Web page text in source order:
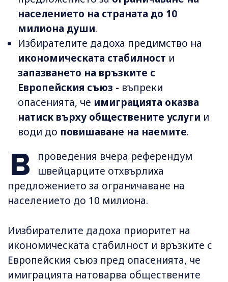
населението на страната до 10
милиона души.
Избирателите дадоха предимство на
икономическата стабилност и
запазването на връзките с
Европейския съюз - въпреки
опасенията, че имиграцията оказва
натиск върху обществените услуги и
води до повишаване на наемите.
В
проведения вчера референдум
швейцарците отхвърлиха
предложението за ограничаване на
населението до 10 милиона.
Иизбирателите дадоха приоритет на
икономическата стабилност и връзките с
Европейския съюз пред опасенията, че
имиграцията натоварва обществените